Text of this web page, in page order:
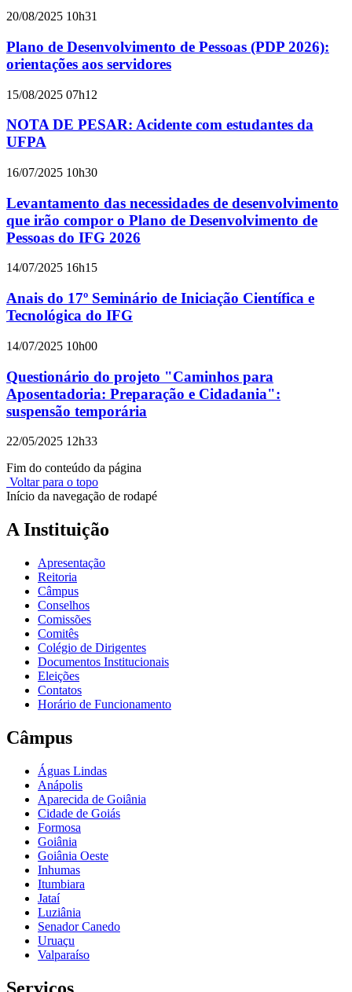
20/08/2025 10h31
Plano de Desenvolvimento de Pessoas (PDP 2026):
orientações aos servidores
15/08/2025 07h12
NOTA DE PESAR: Acidente com estudantes da
UFPA
16/07/2025 10h30
Levantamento das necessidades de desenvolvimento
que irão compor o Plano de Desenvolvimento de
Pessoas do IFG 2026
14/07/2025 16h15
Anais do 17º Seminário de Iniciação Científica e
Tecnológica do IFG
14/07/2025 10h00
Questionário do projeto "Caminhos para
Aposentadoria: Preparação e Cidadania":
suspensão temporária
22/05/2025 12h33
Fim do conteúdo da página
Voltar para o topo
Início da navegação de rodapé
A Instituição
Apresentação
Reitoria
Câmpus
Conselhos
Comissões
Comitês
Colégio de Dirigentes
Documentos Institucionais
Eleições
Contatos
Horário de Funcionamento
Câmpus
Águas Lindas
Anápolis
Aparecida de Goiânia
Cidade de Goiás
Formosa
Goiânia
Goiânia Oeste
Inhumas
Itumbiara
Jataí
Luziânia
Senador Canedo
Uruaçu
Valparaíso